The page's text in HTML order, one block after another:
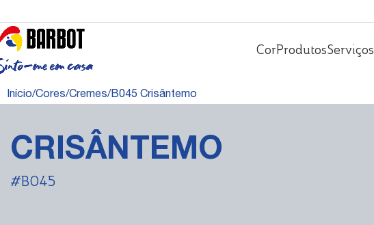
CorProdutosServiços
Início Cores Cremes B045 Crisântemo
CRISÂNTEMO
#B045